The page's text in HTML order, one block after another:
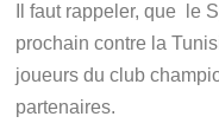
Il faut rappeler, que le
prochain contre la
joueurs du club
partenaires.